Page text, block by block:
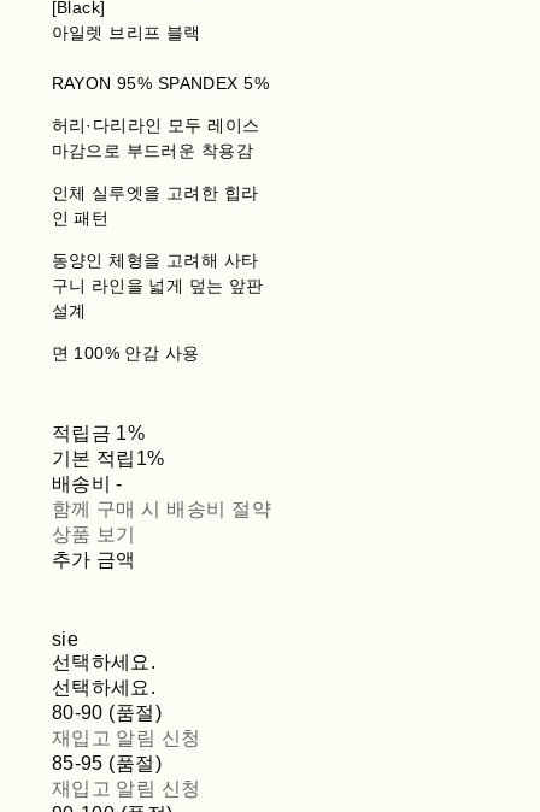
[Black]
아일렛 브리프 블랙
RAYON 95% SPANDEX 5%
허리·다리라인 모두 레이스
마감으로 부드러운 착용감
인체 실루엣을 고려한 힙라
인 패턴
동양인 체형을 고려해 사타
구니 라인을 넓게 덮는 앞판
설계
면 100% 안감 사용
적립금 1%
기본 적립 1%
배송비-
함께 구매 시 배송비 절약
상품 보기
추가 금액
sie
선택하세요.
선택하세요.
80-90 (품절)
재입고 알림 신청
85-95 (품절)
재입고 알림 신청